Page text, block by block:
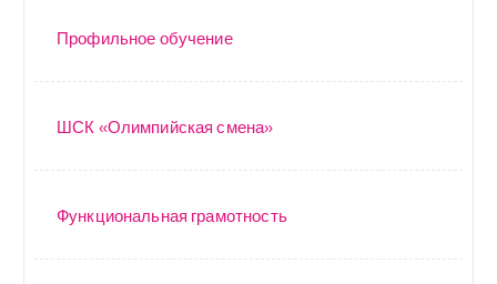
Профильное обучение
ШСК «Олимпийская смена»
Функциональная грамотность